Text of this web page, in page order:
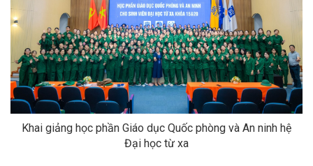
Khai giảng học phần Giáo dục Quốc phòng và An ninh hệ
Đại học từ xa